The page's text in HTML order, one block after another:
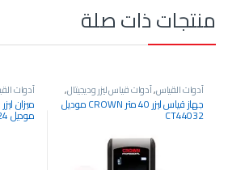
منتجات ذات صلة
أدوات القياس,أدوات قياس ليزر وديجيتال,
متر قياس ليزر جهاز قياس ليزر 40 متر CROWN موديل
CT44032
أدوات
ميزان ليزر
موديل CT44024